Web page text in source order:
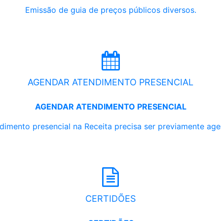
Emissão de guia de preços públicos diversos.
AGENDAR ATENDIMENTO PRESENCIAL
AGENDAR ATENDIMENTO PRESENCIAL
presencial na Receita precisa ser previamente
CERTIDÕES